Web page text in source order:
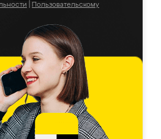
Пользовательскому